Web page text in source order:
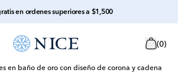
en ordenes superiores a $1,500
(0)
en baño de oro con diseño de corona y cadena